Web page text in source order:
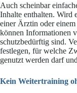
Auch scheinbar
Inhalte enthalten. Wird
einer Ärztin oder einem
können Informationen
schutzbedürftig sind.
festlegen, für welche
genutzt werden darf
Kein Weitertraining